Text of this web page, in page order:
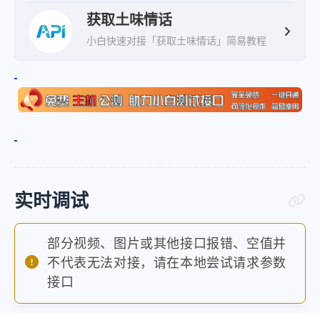
获取土味情话
小白快速对接「获取土味情话」简易教程
实时调试
部分视频、图片或其他接口报错、空值并
不代表无法对接，请在本地尝试请求参数
接口